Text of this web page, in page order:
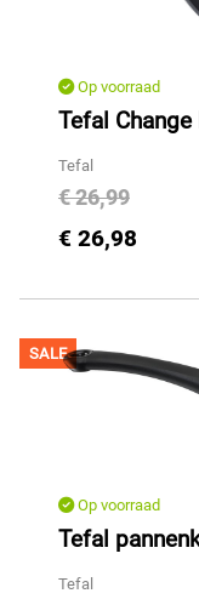
Op voorraad
Tefal
Tefal
€ 26,99
€ 26,98
SALE
Op voorraad
Tefal
Tefal